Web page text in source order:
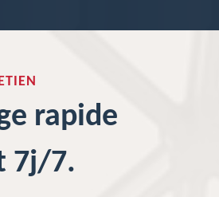
rapide
7j/7.